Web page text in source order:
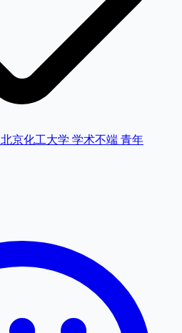
北京化工大学 学术不端 青年